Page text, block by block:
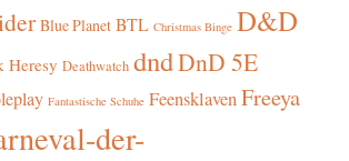
Blue Planet BTL Christmas Binge D&D
Heresy Deathwatch dndDnD 5E
Fantastische Schuhe FeensklavenFreeya
der-